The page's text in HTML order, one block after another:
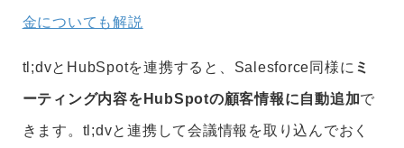
金についても解説
tl;dvとHubSpotを連携すると、Salesforce同様に ミ
ーティング内容をHubSpotの顧客情報に自動追加で
きます。tl;dvと連携して会議情報を取り込んでおく